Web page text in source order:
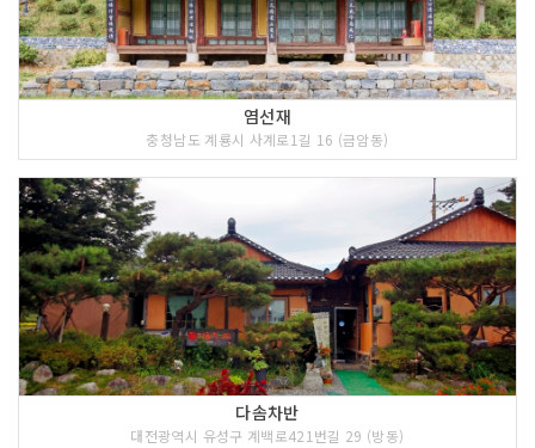
염선재
충청남도 계룡시 사계로1길 16 (금암동)
다솜차반
대전광역시 유성구 계백로421번길 29 (방동)